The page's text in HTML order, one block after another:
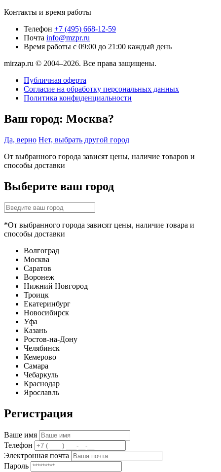
Контакты и время работы
Телефон +7 (495) 668-12-59
Почта info@mzpr.ru
Время работы с 09:00 до 21:00 каждый день
mirzap.ru © 2004–2026. Все права защищены.
Публичная оферта
Согласие на обработку персональных данных
Политика конфиденциальности
Ваш город: Москва?
Да, верно Нет, выбрать другой город
От выбранного города зависят цены, наличие товаров и
способы доставки
Выберите ваш город
*От выбранного города зависят цены, наличие товара и
способы доставки
Волгоград
Москва
Саратов
Воронеж
Нижний Новгород
Троицк
Екатеринбург
Новосибирск
Уфа
Казань
Ростов-на-Дону
Челябинск
Кемерово
Самара
Чебаркуль
Краснодар
Ярославль
Регистрация
Ваше имя
Телефон
Электронная почта
Пароль